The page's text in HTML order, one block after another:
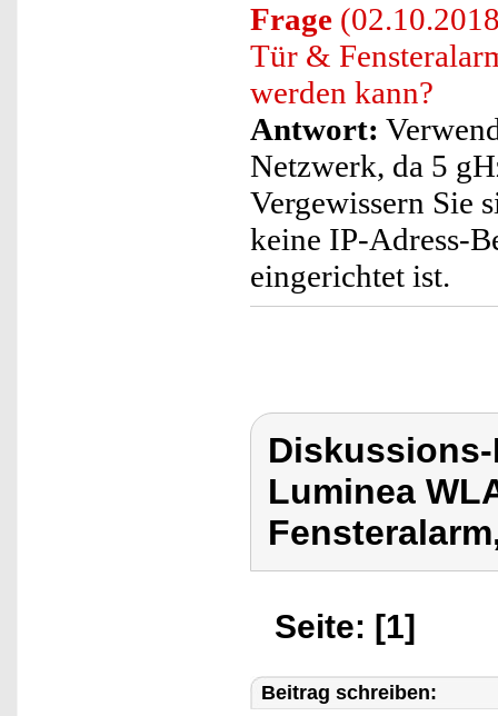
Frage
Tür &
werden kann?
Antwort:
Netzwerk, da 5
Vergewissern Sie
keine IP-Adress-
eingerichtet ist.
Luminea
Seite: [1]
Beitrag schreiben: